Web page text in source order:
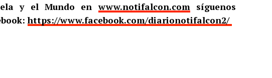
y el Mundo enwww.notifalcon.comsíguenos
https://www.facebook.com/diarionotifalcon2/